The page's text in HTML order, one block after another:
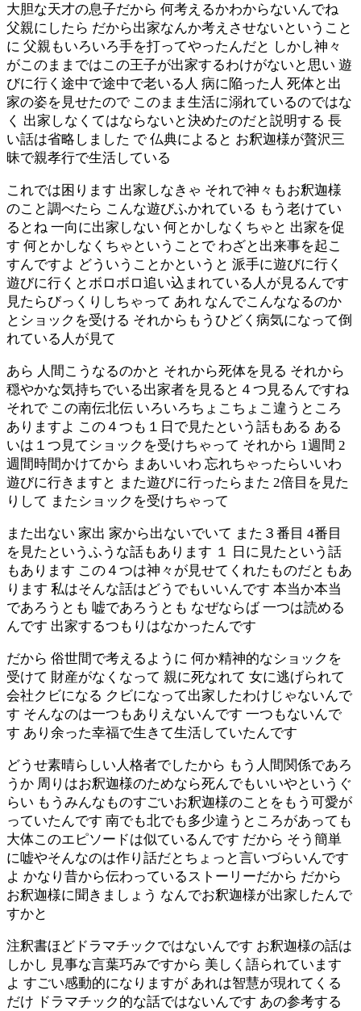
大胆な天才の息子だから 何考えるかわからないんでね
父親にしたら だから出家なんか考えさせないということ
に 父親もいろいろ手を打ってやったんだと しかし神々
がこのままではこの王子が出家するわけがないと思い 遊
びに行く途中で途中で老いる人 病に陥った人 死体と出
家の姿を見せたので このまま生活に溺れているのではな
く 出家しなくてはならないと決めたのだと説明する 長
い話は省略しました で 仏典によると お釈迦様が贅沢三
昧で親孝行で生活している
これでは困ります 出家しなきゃ それで神々もお釈迦様
のこと調べたら こんな遊びふかれている もう老けてい
るとね 一向に出家しない 何とかしなくちゃと 出家を促
す 何とかしなくちゃということで わざと出来事を起こ
すんですよ どういうことかというと 派手に遊びに行く
遊びに行くとボロボロ追い込まれている人が見るんです
見たらびっくりしちゃって あれ なんでこんななるのか
とショックを受ける それからもうひどく病気になって倒
れている人が見て
あら 人間こうなるのかと それから死体を見る それから
穏やかな気持ちでいる出家者を見ると４つ見るんですね
それで この南伝北伝 いろいろちょこちょこ違うところ
ありますよ この４つも１日で見たという話もある ある
いは１つ見てショックを受けちゃって それから 1週間 2
週間時間かけてから まあいいわ 忘れちゃったらいいわ
遊びに行きますと また遊びに行ったらまた 2倍目を見た
りして またショックを受けちゃって
また出ない 家出 家から出ないでいて また３番目 4番目
を見たというふうな話もあります １ 日に見たという話
もあります この４つは神々が見せてくれたものだともあ
ります 私はそんな話はどうでもいいんです 本当か本当
であろうとも 嘘であろうとも なぜならば 一つは読める
んです 出家するつもりはなかったんです
だから 俗世間で考えるように 何か精神的なショックを
受けて 財産がなくなって 親に死なれて 女に逃げられて
会社クビになる クビになって出家したわけじゃないんで
す そんなのは一つもありえないんです 一つもないんで
す あり余った幸福で生きて生活していたんです
どうせ素晴らしい人格者でしたから もう人間関係であろ
うか 周りはお釈迦様のためなら死んでもいいやというぐ
らい もうみんなものすごいお釈迦様のことをもう可愛が
っていたんです 南でも北でも多少違うところがあっても
大体このエピソードは似ているんです だから そう簡単
に嘘やそんなのは作り話だとちょっと言いづらいんです
よ かなり昔から伝わっているストーリーだから だから
お釈迦様に聞きましょう なんでお釈迦様が出家したんで
すかと
注釈書ほどドラマチックではないんです お釈迦様の話は
しかし 見事な言葉巧みですから 美しく語られています
よ すごい感動的になりますが あれは智慧が現れてくる
だけ ドラマチック的な話ではないんです あの参考する